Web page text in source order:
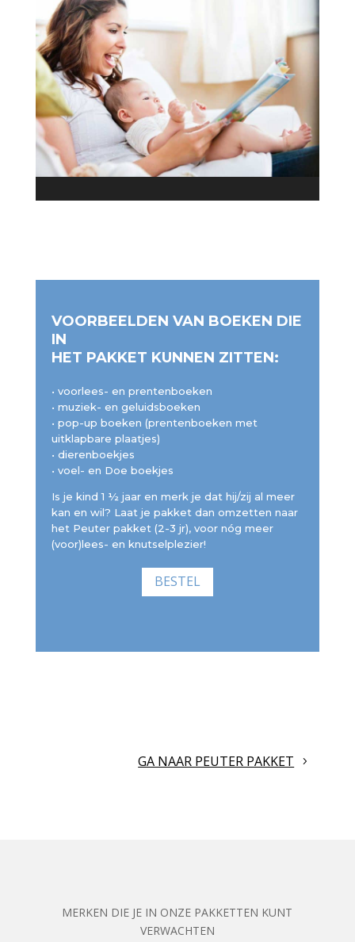
VOORBEELDEN VAN BOEKEN DIE
IN
HET PAKKET KUNNEN ZITTEN:
• voorlees- en prentenboeken
• muziek- en geluidsboeken
• pop-up boeken (prentenboeken met
uitklapbare plaatjes)
• dierenboekjes
• voel- en Doe boekjes
Is je kind 1 ½ jaar en merk je dat hij/zij al meer
kan en wil? Laat je pakket dan omzetten naar
het Peuter pakket (2-3 jr), voor nóg meer
(voor)lees- en knutselplezier!
BESTEL
GA NAAR PEUTER PAKKET
MERKEN DIE JE IN ONZE PAKKETTEN KUNT
VERWACHTEN